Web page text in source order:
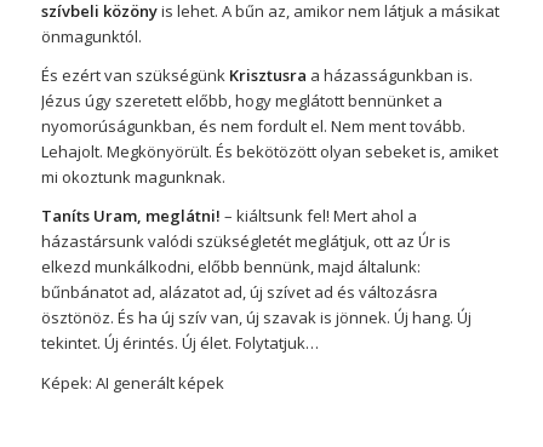
szívbeli közönyis lehet. A bűn az, amikor nem látjuk a másikat
önmagunktól.
És ezért van szükségünk Krisztusra a házasságunkban is.
Jézus úgy szeretett előbb, hogy meglátott bennünket a
nyomorúságunkban, és nem fordult el. Nem ment tovább.
Lehajolt. Megkönyörült. És bekötözött olyan sebeket is, amiket
mi okoztunk magunknak.
Taníts Uram, meglátni! – kiáltsunk fel! Mert ahol a
házastársunk valódi szükségletét meglátjuk, ott az Úr is
elkezd munkálkodni, előbb bennünk, majd általunk:
bűnbánatot ad, alázatot ad, új szívet ad és változásra
ösztönöz. És ha új szív van, új szavak is jönnek. Új hang. Új
tekintet. Új érintés. Új élet. Folytatjuk…
Képek: AI generált képek